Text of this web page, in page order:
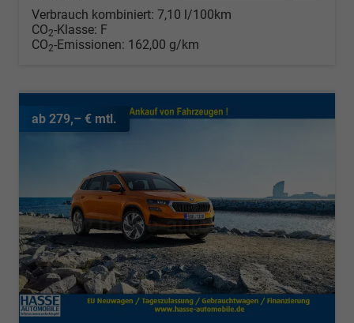
Verbrauch kombiniert: 7,10 l/100km
CO2-Klasse: F
CO2-Emissionen: 162,00 g/km
ab 279,– € mtl.